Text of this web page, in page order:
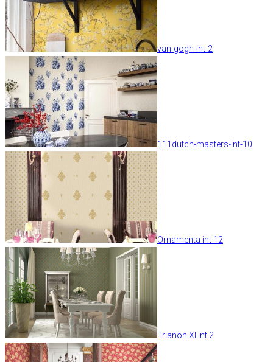
van-gogh-int-2
111dutch-masters-int-10
Ornamenta int 12
Trianon XI int 2